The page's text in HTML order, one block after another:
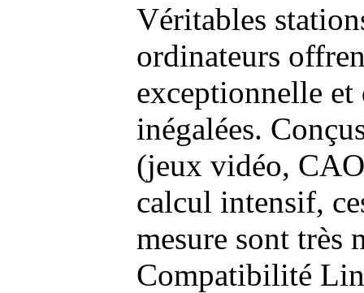
Véritables
ordinateurs
exceptionnelle et
inégalées.
(jeux vidéo,
calcul intensif,
mesure sont très
Compatibilité